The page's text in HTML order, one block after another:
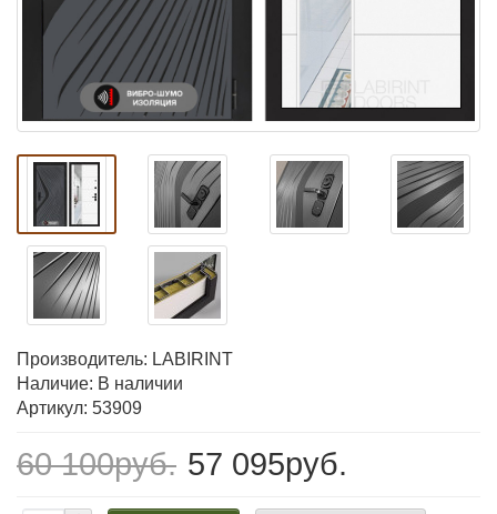
Производитель: LABIRINT
Наличие: В наличии
Артикул: 53909
60 100руб. 57 095руб.